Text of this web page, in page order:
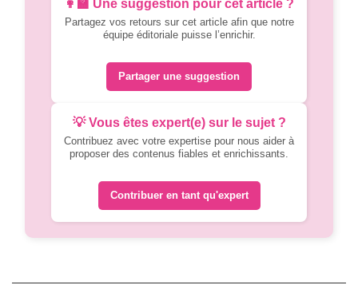
👩‍🏫 Une suggestion pour cet article ?
Partagez vos retours sur cet article afin que notre
équipe éditoriale puisse l’enrichir.
Partager une suggestion
💡 Vous êtes expert(e) sur le sujet ?
Contribuez avec votre expertise pour nous aider à
proposer des contenus fiables et enrichissants.
Contribuer en tant qu'expert